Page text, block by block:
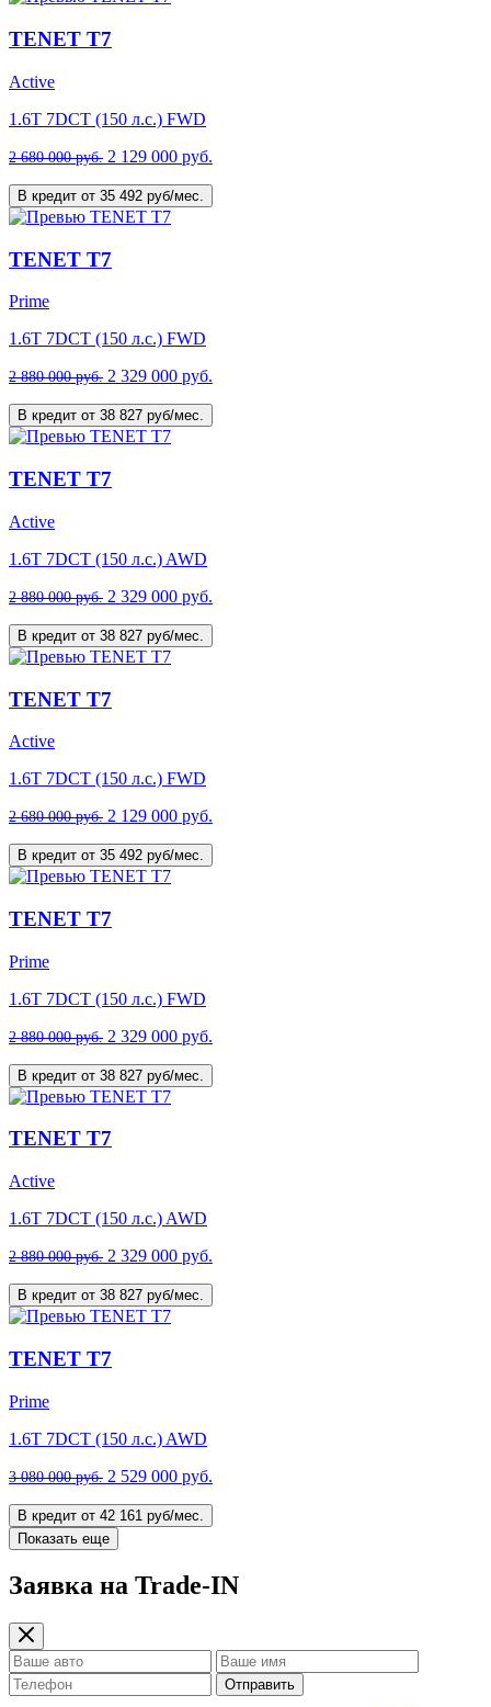
TENET T7
Active
1.6T 7DCT (150 л.с.) FWD
2 680 000 руб. 2 129 000 руб.
В кредит от 35 492 руб/мес.
TENET T7
Prime
1.6T 7DCT (150 л.с.) FWD
2 880 000 руб. 2 329 000 руб.
В кредит от 38 827 руб/мес.
TENET T7
Active
1.6T 7DCT (150 л.с.) AWD
2 880 000 руб. 2 329 000 руб.
В кредит от 38 827 руб/мес.
TENET T7
Active
1.6T 7DCT (150 л.с.) FWD
2 680 000 руб. 2 129 000 руб.
В кредит от 35 492 руб/мес.
TENET T7
Prime
1.6T 7DCT (150 л.с.) FWD
2 880 000 руб. 2 329 000 руб.
В кредит от 38 827 руб/мес.
TENET T7
Active
1.6T 7DCT (150 л.с.) AWD
2 880 000 руб. 2 329 000 руб.
В кредит от 38 827 руб/мес.
TENET T7
Prime
1.6T 7DCT (150 л.с.) AWD
3 080 000 руб. 2 529 000 руб.
В кредит от 42 161 руб/мес.
Показать еще
Заявка на Trade-IN
Отправить